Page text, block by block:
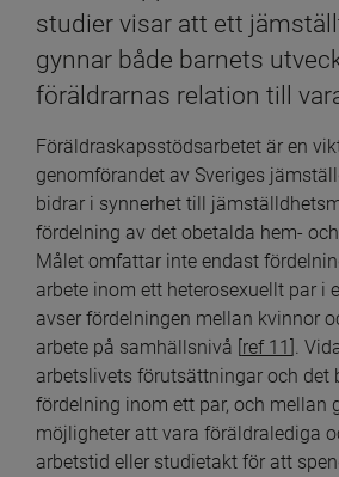
studier visar att ett
gynnar både barnets
föräldrarnas relation till
Föräldraskapsstödsarbetet är en
genomförandet av Sveriges
bidrar i synnerhet till
fördelning av det obetalda hem-
Målet omfattar inte endast
arbete inom ett heterosexuellt par i
avser fördelningen mellan kvinnor
arbete på samhällsnivå [ref 11].
arbetslivets förutsättningar och det
fördelning inom ett par, och mellan
möjligheter att vara föräldralediga
arbetstid eller studietakt för att